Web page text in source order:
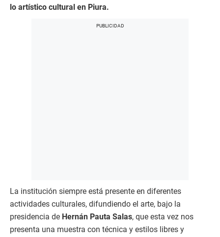
lo artístico cultural en Piura.
La institución siempre está presente en diferentes
actividades culturales, difundiendo el arte, bajo la
presidencia de Hernán Pauta Salas, que esta vez nos
presenta una muestra con técnica y estilos libres y